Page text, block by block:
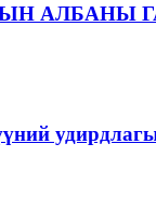
АЛБАНЫ